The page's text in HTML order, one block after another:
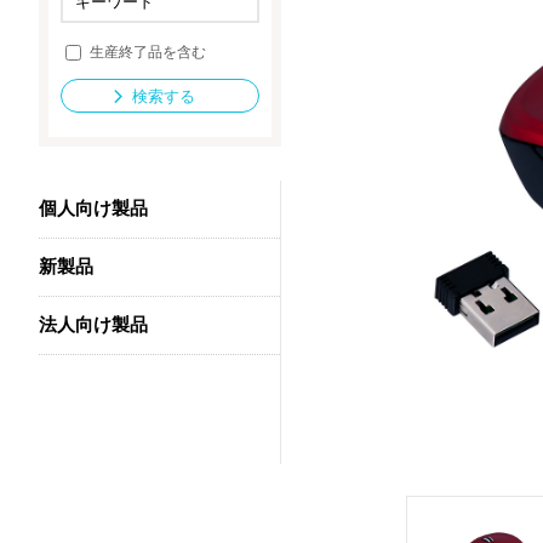
法人向け製品
生産終了品を含む
検索する
個人向け製品
新製品
法人向け製品